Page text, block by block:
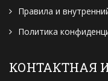
Правила и
Политика
КОНТАКТНАЯ